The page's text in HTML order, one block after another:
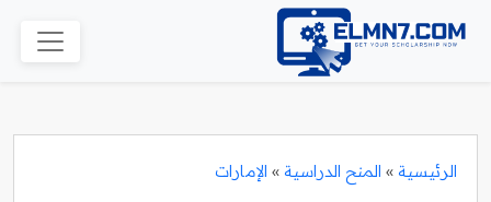
الرئيسية » المنح الدراسية » الإمارات